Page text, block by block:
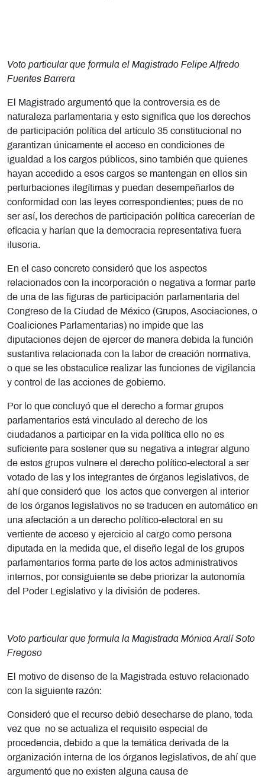
Voto particular que formula el Magistrado Felipe Alfredo
Fuentes Barrera
El Magistrado argumentó que la controversia es de
naturaleza parlamentaria y esto significa que los derechos
de participación política del artículo 35 constitucional no
garantizan únicamente el acceso en condiciones de
igualdad a los cargos públicos, sino también que quienes
hayan accedido a esos cargos se mantengan en ellos sin
perturbaciones ilegítimas y puedan desempeñarlos de
conformidad con las leyes correspondientes; pues de no
ser así, los derechos de participación política carecerían de
eficacia y harían que la democracia representativa fuera
ilusoria.
En el caso concreto consideró que los aspectos
relacionados con la incorporación o negativa a formar parte
de una de las figuras de participación parlamentaria del
Congreso de la Ciudad de México (Grupos, Asociaciones, o
Coaliciones Parlamentarias) no impide que las
diputaciones dejen de ejercer de manera debida la función
sustantiva relacionada con la labor de creación normativa,
o que se les obstaculice realizar las funciones de vigilancia
y control de las acciones de gobierno.
Por lo que concluyó que el derecho a formar grupos
parlamentarios está vinculado al derecho de los
ciudadanos a participar en la vida política ello no es
suficiente para sostener que su negativa a integrar alguno
de estos grupos vulnere el derecho político-electoral a ser
votado de las y los integrantes de órganos legislativos, de
ahí que consideró que los actos que convergen al interior
de los órganos legislativos no se traducen en automático en
una afectación a un derecho político-electoral en su
vertiente de acceso y ejercicio al cargo como persona
diputada en la medida que, el diseño legal de los grupos
parlamentarios forma parte de los actos administrativos
internos, por consiguiente se debe priorizar la autonomía
del Poder Legislativo y la división de poderes.
Voto particular que formula la Magistrada Mónica Aralí Soto
Fregoso
El motivo de disenso de la Magistrada estuvo relacionado
con la siguiente razón:
Consideró que el recurso debió desecharse de plano, toda
vez que no se actualiza el requisito especial de
procedencia, debido a que la temática derivada de la
organización interna de los órganos legislativos, de ahí que
argumentó que no existen alguna causa de